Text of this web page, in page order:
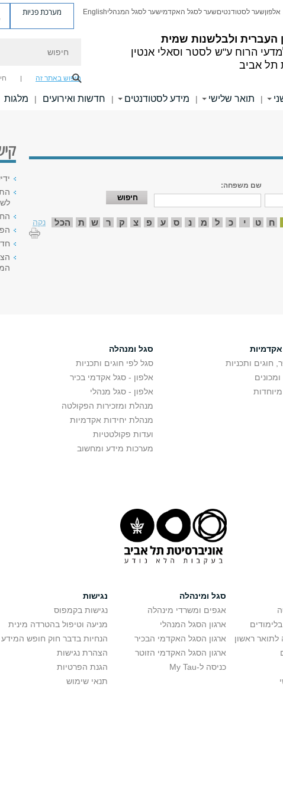
העברית ולבלשנות שמית
הרוח ע"ש לסטר וסאלי אנטין
תל אביב
אלפוןשער לסטודנטיםשער לסגל האקדמישער לסגל המנהליEnglish מערכת פניות
חיפוש באתר זה
| תואר שלישי | מידע לסטודנטים | חדשות ואירועים | מלגות
שם משפחה:
ח ט י כ ל מ נ ס ע פ צ ק ר ש ת הכל נקה
אקדמיות
חוגים ותכניות
סגל ומנהלה
סגל לפי חוגים ותכניות
אלפון - סגל אקדמי בכיר
אלפון - סגל מנהלי
מנהלת ומזכירות הפקולטה
מנהלת יחידות אקדמיות
ועדות פקולטטיות
מערכות מידע ומחשוב
לתואר ראשון
סגל ומינהלה
אגפים ומשרדי מינהלה
ארגון הסגל המנהלי
ארגון הסגל האקדמי הבכיר
ארגון הסגל האקדמי הזוטר
כניסה ל-My Tau
נגישות
נגישות בקמפוס
מניעה וטיפול בהטרדה מינית
הנחיות בדבר חוק חופש המידע
הצהרת נגישות
הגנת הפרטיות
תנאי שימוש